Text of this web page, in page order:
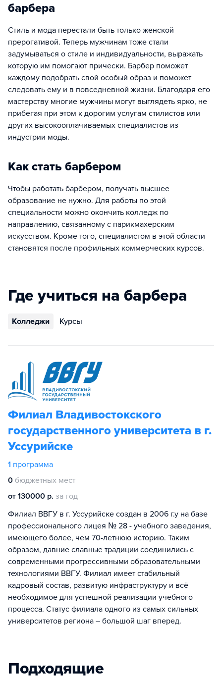
барбера
Стиль и мода перестали быть только женской
прерогативой. Теперь мужчинам тоже стали
задумываться о стиле и индивидуальности, выражать
которую им помогают прически. Барбер поможет
каждому подобрать свой особый образ и поможет
следовать ему и в повседневной жизни. Благодаря его
мастерству многие мужчины могут выглядеть ярко, не
прибегая при этом к дорогим услугам стилистов или
других высокооплачиваемых специалистов из
индустрии моды.
Как стать барбером
Чтобы работать барбером, получать высшее
образование не нужно. Для работы по этой
специальности можно окончить колледж по
направлению, связанному с парикмахерским
искусством. Кроме того, специалистом в этой области
становятся после профильных коммерческих курсов.
Где учиться на барбера
Колледжи Курсы
Филиал Владивостокского
государственного университета в г.
Уссурийске
1 программа
0 бюджетных мест
от 130000 р. за год
Филиал ВВГУ в г. Уссурийске создан в 2006 г.у на базе
профессионального лицея № 28 - учебного заведения,
имеющего более, чем 70-летнюю историю. Таким
образом, давние славные традиции соединились с
современными прогрессивными образовательными
технологиями ВВГУ. Филиал имеет стабильный
кадровый состав, развитую инфраструктуру и всё
необходимое для успешной реализации учебного
процесса. Статус филиала одного из самых сильных
университетов региона – большой шаг вперед.
Подходящие